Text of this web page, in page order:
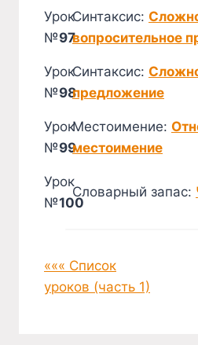
Урок
№97
Синтаксис:
вопросительное
Урок
№98
Синтаксис:
предложение
Урок
№99
Местоимение:
местоимение
Урок
№100
Словарный запас:
««« Список
уроков (часть 1)